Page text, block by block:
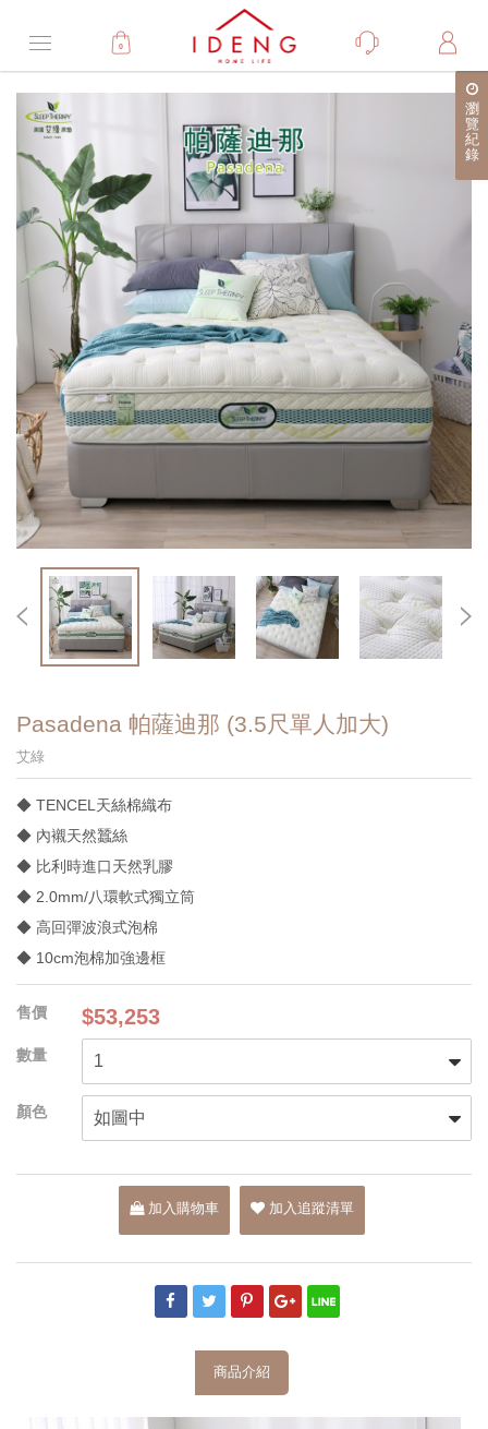
0
瀏
覽
紀
錄
Product
產
品
細
介
紹
Pasadena 帕薩迪那 (3.5尺單人加大)
艾綠
◆ TENCEL天絲棉織布
◆ 內襯天然蠶絲
◆ 比利時進口天然乳膠
◆ 2.0mm/八環軟式獨立筒
◆ 高回彈波浪式泡棉
◆ 10cm泡棉加強邊框
$53,253
加入購物車 加入追蹤清單
商品介紹